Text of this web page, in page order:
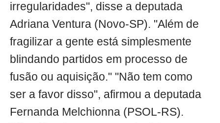
irregularidades", disse a deputada
Adriana Ventura (Novo-SP). "Além de
fragilizar a gente está simplesmente
blindando partidos em processo de
fusão ou aquisição." "Não tem como
ser a favor disso", afirmou a deputada
Fernanda Melchionna (PSOL-RS).